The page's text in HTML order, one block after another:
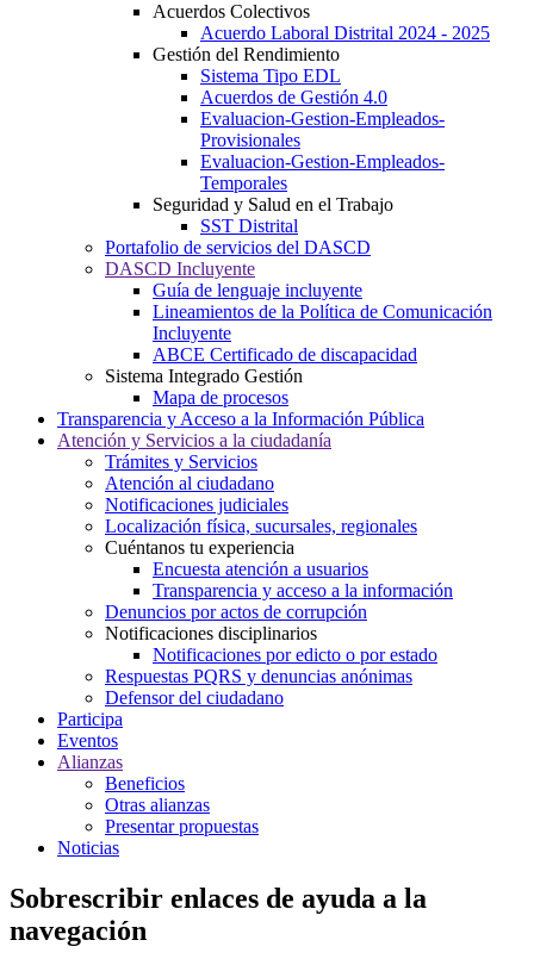
Acuerdos Colectivos
Acuerdo Laboral Distrital 2024 - 2025
Gestión del Rendimiento
Sistema Tipo EDL
Acuerdos de Gestión 4.0
Evaluacion-Gestion-Empleados-
Provisionales
Evaluacion-Gestion-Empleados-
Temporales
Seguridad y Salud en el Trabajo
SST Distrital
Portafolio de servicios del DASCD
DASCD Incluyente
Guía de lenguaje incluyente
Lineamientos de la Política de Comunicación
Incluyente
ABCE Certificado de discapacidad
Sistema Integrado Gestión
Mapa de procesos
Transparencia y Acceso a la Información Pública
Atención y Servicios a la ciudadanía
Trámites y Servicios
Atención al ciudadano
Notificaciones judiciales
Localización física, sucursales, regionales
Cuéntanos tu experiencia
Encuesta atención a usuarios
Transparencia y acceso a la información
Denuncios por actos de corrupción
Notificaciones disciplinarios
Notificaciones por edicto o por estado
Respuestas PQRS y denuncias anónimas
Defensor del ciudadano
Participa
Eventos
Alianzas
Beneficios
Otras alianzas
Presentar propuestas
Noticias
Sobrescribir enlaces de ayuda a la
navegación